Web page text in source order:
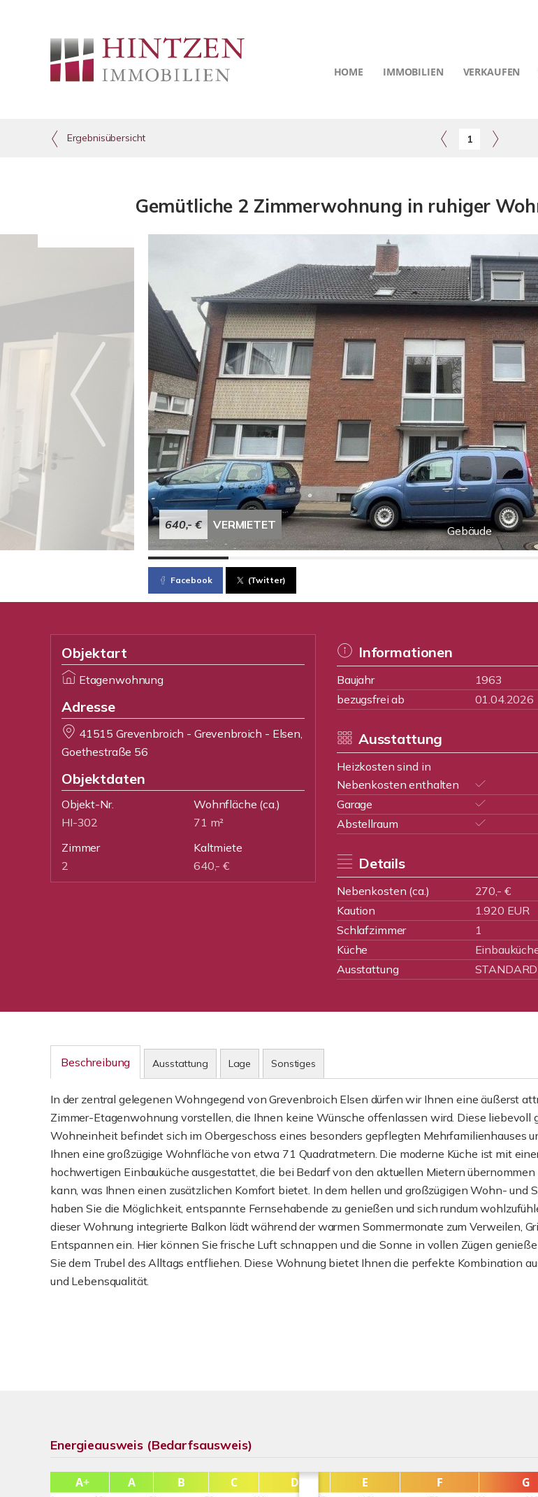
HOME IMMOBILIEN VERKAUFEN
Ergebnisübersicht 1
Gemütliche 2 Zimmerwohnung in ruhiger
Gebäude
640,- € VERMIETET
Facebook (Twitter)
Objektart
Etagenwohnung
Adresse
41515 Grevenbroich - Grevenbroich - Elsen,
Goethestraße 56
Objektdaten
Objekt-Nr.
HI-302
Wohnfläche (ca.)
71 m²
Zimmer
2
Kaltmiete
640,- €
Informationen
Baujahr 1963
bezugsfrei ab
01.04.2026
Ausstattung
Heizkosten sind in
Nebenkosten enthalten
Garage
Abstellraum
Details
Nebenkosten (ca.) 270,- €
Kaution
1.920 EUR
Schlafzimmer
1
Küche
Ausstattung
STANDARD
Beschreibung Ausstattung Lage Sonstiges
In der zentral gelegenen Wohngegend von Grevenbroich Elsen dürfen wir Ihnen eine äußerst
Zimmer-Etagenwohnung vorstellen, die Ihnen keine Wünsche offenlassen wird. Diese liebevoll
Wohneinheit befindet sich im Obergeschoss eines besonders gepflegten Mehrfamilienhauses
Ihnen eine großzügige Wohnfläche von etwa 71 Quadratmetern. Die moderne Küche ist mit
hochwertigen Einbauküche ausgestattet, die bei Bedarf von den aktuellen Mietern
kann, was Ihnen einen zusätzlichen Komfort bietet. In dem hellen und großzügigen Wohn- und
haben Sie die Möglichkeit, entspannte Fernsehabende zu genießen und sich rundum
dieser Wohnung integrierte Balkon lädt während der warmen Sommermonate zum Verweilen,
Entspannen ein. Hier können Sie frische Luft schnappen und die Sonne in vollen Zügen
Sie dem Trubel des Alltags entfliehen. Diese Wohnung bietet Ihnen die perfekte Kombination
und Lebensqualität.
Energieausweis (Bedarfsausweis)